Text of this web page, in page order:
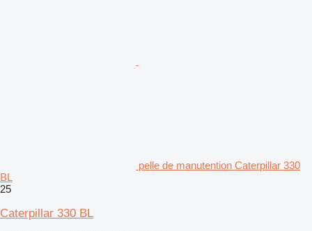
pelle de manutention Caterpillar 330
BL
25
Caterpillar 330 BL